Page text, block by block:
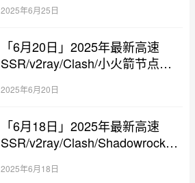
2025年6月25日
「6月20日」2025年最新高速
SSR/v2ray/Clash/小火箭节点免
2025年6月20日
「6月18日」2025年最新高速
SSR/v2ray/Clash/Shadowrocket
2025年6月18日